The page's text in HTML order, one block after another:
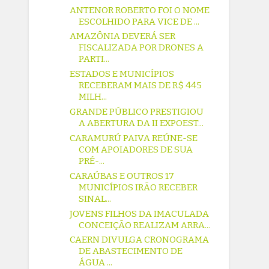
ANTENOR ROBERTO FOI O NOME
ESCOLHIDO PARA VICE DE ...
AMAZÔNIA DEVERÁ SER
FISCALIZADA POR DRONES A
PARTI...
ESTADOS E MUNICÍPIOS
RECEBERAM MAIS DE R$ 445
MILH...
GRANDE PÚBLICO PRESTIGIOU
A ABERTURA DA II EXPOEST...
CARAMURÚ PAIVA REÚNE-SE
COM APOIADORES DE SUA
PRÉ-...
CARAÚBAS E OUTROS 17
MUNICÍPIOS IRÃO RECEBER
SINAL...
JOVENS FILHOS DA IMACULADA
CONCEIÇÃO REALIZAM ARRA...
CAERN DIVULGA CRONOGRAMA
DE ABASTECIMENTO DE
ÁGUA ...